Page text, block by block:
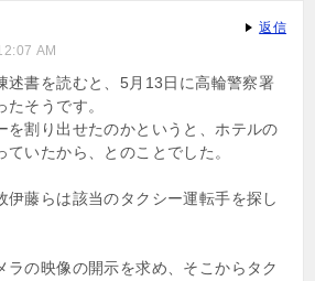
AM
述書を読むと、5月13日に高輪警察署
そうです。
を割り出せたのかというと、ホテルの
いたから、とのことでした。
伊藤らは該当のタクシー運転手を探し
の映像の開示を求め、そこからタク
返信